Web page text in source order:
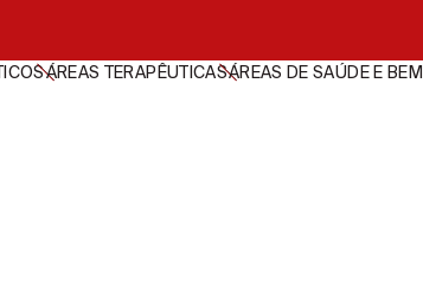
ÁREAS TERAPÊUTICASÁREAS DE SAÚDE E